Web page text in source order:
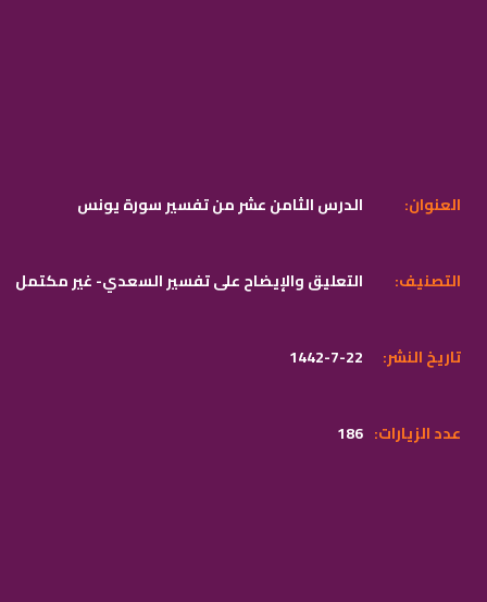
الدرس الثامن عشر من تفسير سورة يونس :العنوان
التعليق والإيضاح على تفسير السعدي- غير مكتمل :التصنيف
1442-7-22 :تاريخ النشر
186 :عدد الزيارات